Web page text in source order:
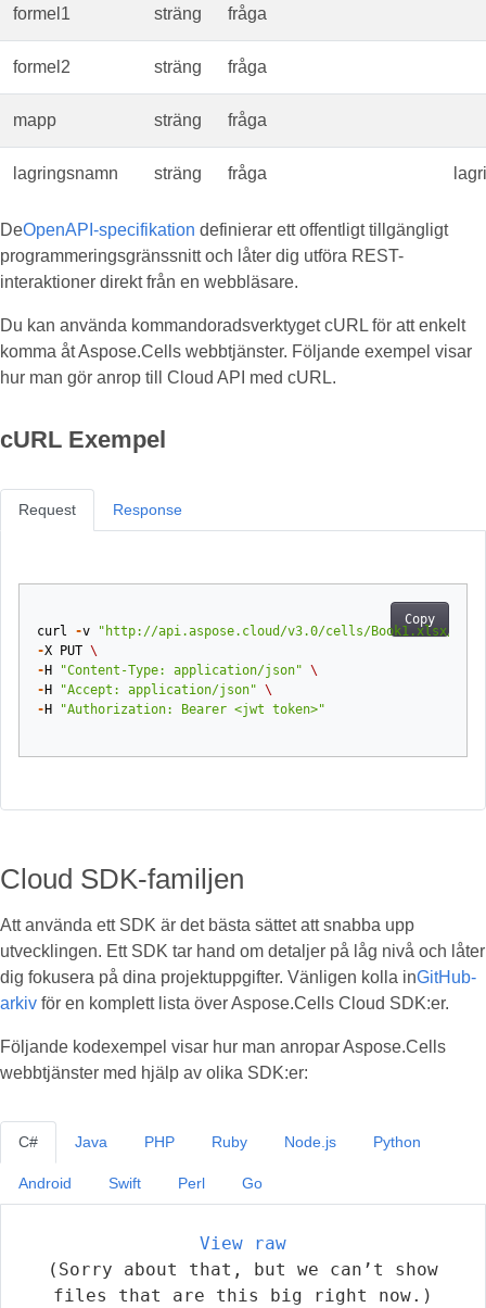
formel1 sträng fråga
formel2 sträng fråga
mapp sträng fråga
lagringsnamn sträng fråga
DeOpenAPI-specifikation definierar ett offentligt tillgängligt
programmeringsgränssnitt och låter dig utföra REST-
interaktioner direkt från en webbläsare.
Du kan använda kommandoradsverktyget cURL för att enkelt
komma åt Aspose.Cells webbtjänster. Följande exempel visar
hur man gör anrop till Cloud API med cURL.
cURL Exempel
Request
Copy
curl -v
"http://api.aspose.cloud/v3.0/cells/Book1.xlsx/
-X PUT \
- H "Content-Type: application/json" \
- H "Accept: application/json" \
- H "Authorization: Bearer <jwt token>"
Response
Cloud SDK-familjen
Att använda ett SDK är det bästa sättet att snabba upp
utvecklingen. Ett SDK tar hand om detaljer på låg nivå och låter
dig fokusera på dina projektuppgifter. Vänligen kolla inGitHub-
arkiv för en komplett lista över Aspose.Cells Cloud SDK:er.
Följande kodexempel visar hur man anropar Aspose.Cells
webbtjänster med hjälp av olika SDK:er:
C#
View raw
(Sorry about that, but we can’t show
files that are this big right now.)
Java PHP Ruby Node.js Python
Android Swift Perl Go